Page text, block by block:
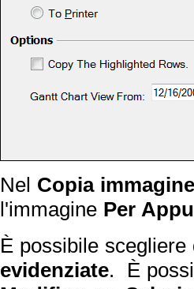
Nel Copia immagine
l'immagine Per
È possibile
evidenziate. È